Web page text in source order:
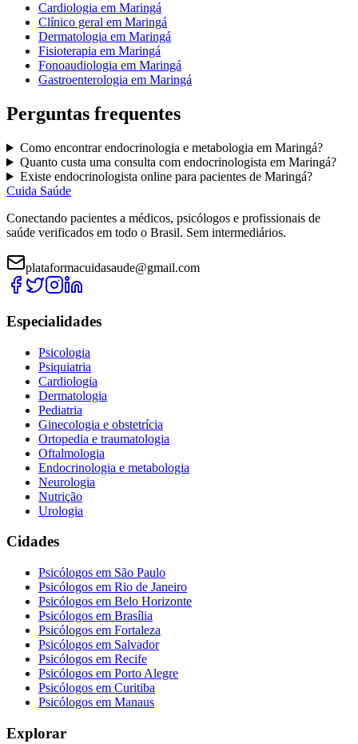
Cardiologia em Maringá
Clínico geral em Maringá
Dermatologia em Maringá
Fisioterapia em Maringá
Fonoaudiologia em Maringá
Gastroenterologia em Maringá
Perguntas frequentes
Como encontrarendocrinologia e metabologia em Maringá?
Quanto custa uma consulta com endocrinologista em Maringá?
Existe endocrinologista online para pacientes de Maringá?
Cuida Saúde
Conectando pacientes a médicos, psicólogos e profissionais de
saúde verificados em todo o Brasil. Sem intermediários.
plataformacuidasaude@gmail.com
Especialidades
Psicologia
Psiquiatria
Cardiologia
Dermatologia
Pediatria
Ginecologia e obstetrícia
Ortopedia e traumatologia
Oftalmologia
Endocrinologia e metabologia
Neurologia
Nutrição
Urologia
Cidades
Psicólogos em São Paulo
Psicólogos em Rio de Janeiro
Psicólogos em Belo Horizonte
Psicólogos em Brasília
Psicólogos em Fortaleza
Psicólogos em Salvador
Psicólogos em Recife
Psicólogos em Porto Alegre
Psicólogos em Curitiba
Psicólogos em Manaus
Explorar